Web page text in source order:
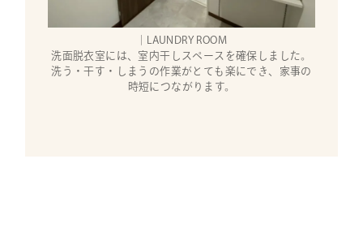
｜LAUNDRY ROOM
洗面脱衣室には、室内干しスペースを確保しました。
洗う・干す・しまうの作業がとても楽にでき、家事の
時短につながります。